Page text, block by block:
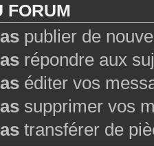
FORUM
publier de
répondre aux
éditer vos
supprimer vos
transférer de